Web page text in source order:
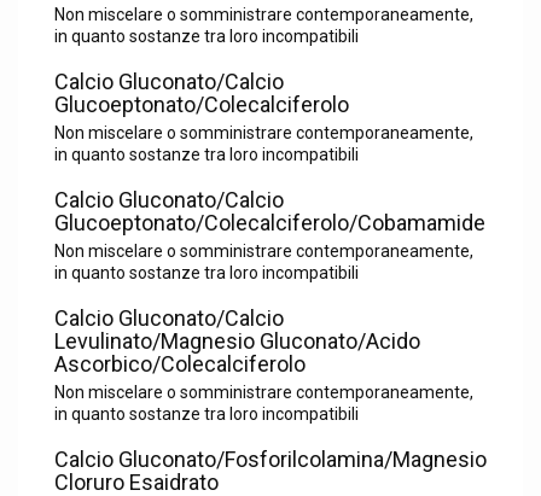
Non miscelare o somministrare contemporaneamente,
in quanto sostanze tra loro incompatibili
Calcio Gluconato/Calcio
Glucoeptonato/Colecalciferolo
Non miscelare o somministrare contemporaneamente,
in quanto sostanze tra loro incompatibili
Calcio Gluconato/Calcio
Glucoeptonato/Colecalciferolo/Cobamamide
Non miscelare o somministrare contemporaneamente,
in quanto sostanze tra loro incompatibili
Calcio Gluconato/Calcio
Levulinato/Magnesio Gluconato/Acido
Ascorbico/Colecalciferolo
Non miscelare o somministrare contemporaneamente,
in quanto sostanze tra loro incompatibili
Calcio Gluconato/Fosforilcolamina/Magnesio
Cloruro Esaidrato